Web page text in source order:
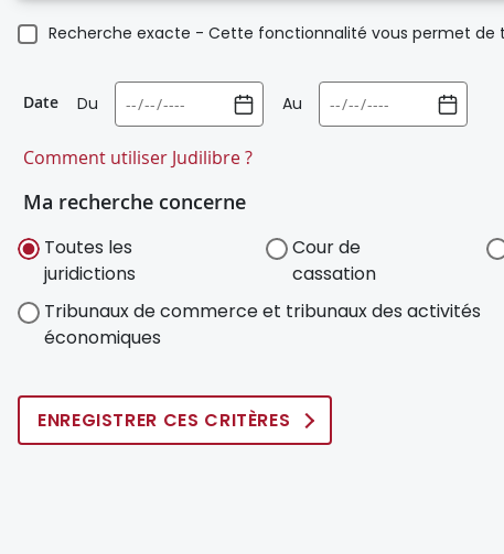
Recherche exacte - Cette fonctionnalité vous permet de
Date Du Au
Comment utiliser Judilibre ?
Ma recherche concerne
Toutes les
juridictions
Cour de
cassation
Tribunaux de commerce et tribunaux des activités
économiques
ENREGISTRER CES CRITÈRES